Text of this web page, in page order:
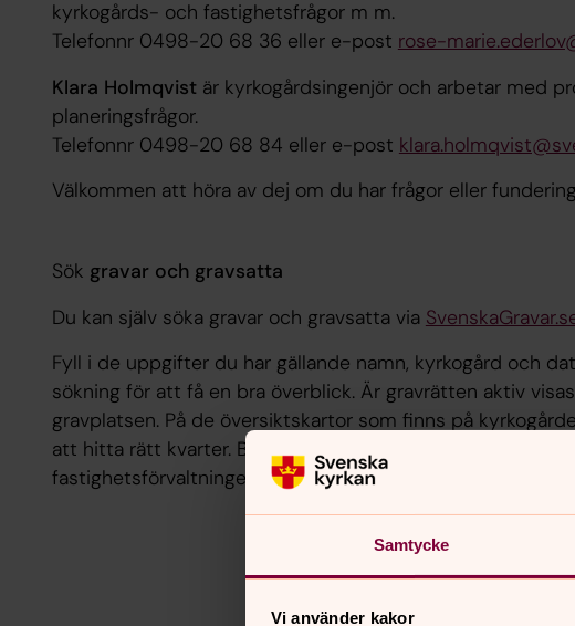
Samtycke
Vi använder kakor
kyrkogårds- och fastighetsfrågor m m.
Telefonnr 0498-20 68 36 eller e-post rose-
Klara Holmqvistär kyrkogårdsingenjör och arbetar med
planeringsfrågor.
Telefonnr 0498-20 68 84 eller e-post
Välkommen att höra av dej om du har frågor eller
Sök gravar och gravsatta
Du kan själv söka gravar och gravsatta via
Fyll i de uppgifter du har gällande namn, kyrkogård och
sökning för att få en bra överblick. Är gravrätten aktiv
gravplatsen. På de översiktskartor som finns på
att hitta rätt kvarter. Behöver du ytterligare hjälp, tveka
fastighetsförvaltningen eller personalen ute på kyrkogården.